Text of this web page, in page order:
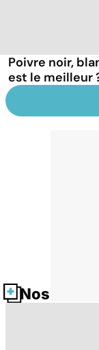
Poivre noir,
est le meilleur
Nos fiches